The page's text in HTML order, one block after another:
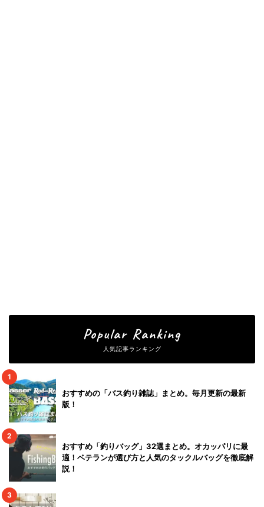
人気記事ランキング
Popular Ranking
おすすめの「バス釣り雑誌」まとめ。毎月更新の最新
版！
1
おすすめ「釣りバッグ」32選まとめ。オカッパリに最
適！ベテランが選び方と人気のタックルバッグを徹底解
説！
2
3